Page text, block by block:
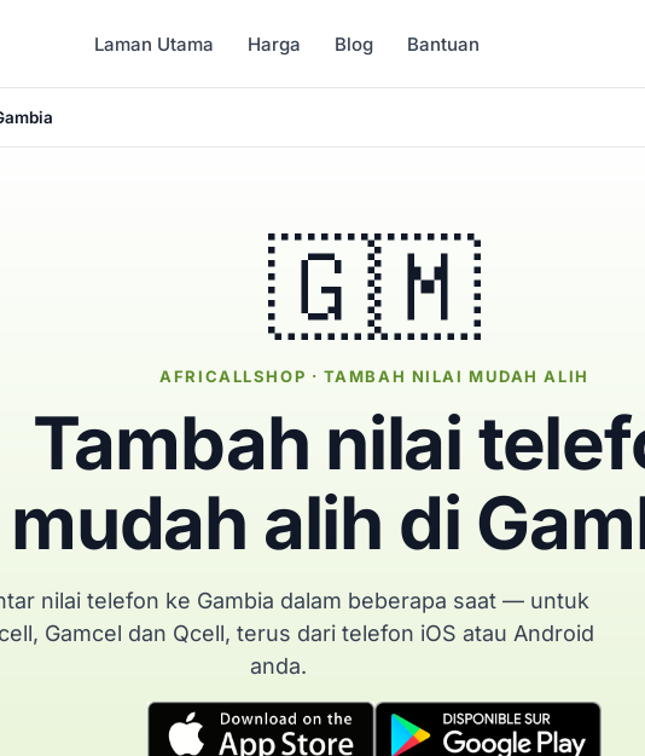
Laman Utama Harga Blog Bantuan
🇬🇲
AFRICALLSHOP · TAMBAH NILAI MUDAH ALIH
Tambah nilai
mudah alih di
nilai telefon ke Gambia dalam beberapa saat — untuk
Gamcel dan Qcell, terus dari telefon iOS atau Android
anda.